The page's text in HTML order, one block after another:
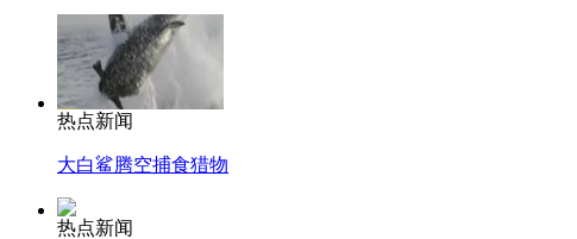
热点新闻
大白鲨腾空捕食猎物
热点新闻